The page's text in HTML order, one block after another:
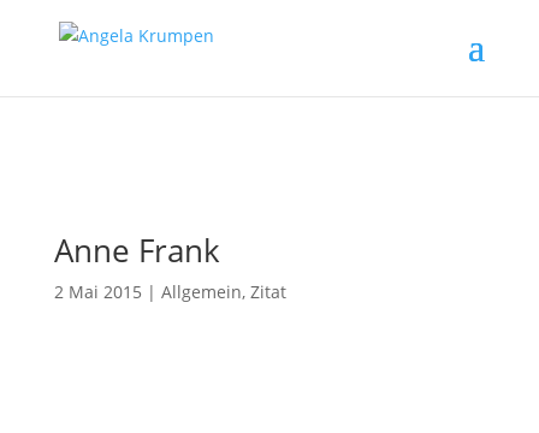
Anne Frank
2 Mai 2015 | Allgemein, Zitat